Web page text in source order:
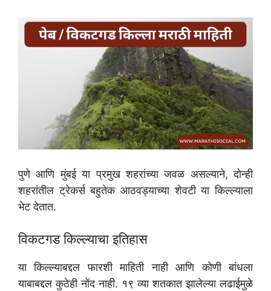
पुणे आणि मुंबई या प्रमुख शहरांच्या जवळ असल्याने, दोन्ही
शहरांतील ट्रेकर्स बहुतेक आठवड्याच्या शेवटी या किल्ल्याला
भेट देतात.
विकटगड किल्ल्याचा इतिहास
या किल्ल्याबद्दल फारशी माहिती नाही आणि कोणी बांधला
याबाबद्दल कुठेही नोंद नाही. १९ व्या शतकात झालेल्या लढाईमुळे